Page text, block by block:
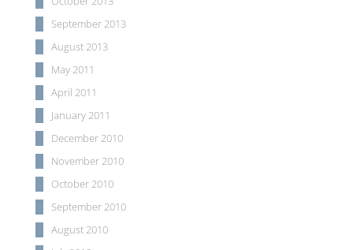
September 2013
August 2013
May 2011
April 2011
January 2011
December 2010
November 2010
October 2010
September 2010
August 2010